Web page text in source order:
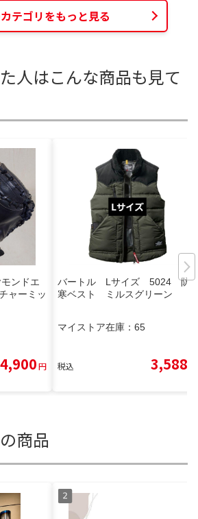
テゴリをもっと見る
人はこんな商品も見て
ンドエ
ャーミッ
円
バートル Lサイズ 5024 防
寒ベスト ミルスグリーン
マイストア在庫： 65
税込 3,588
商品